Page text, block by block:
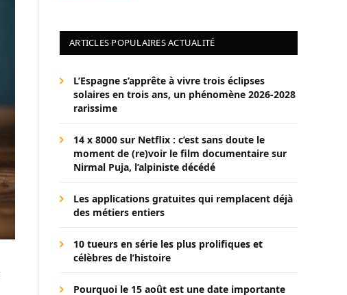
ARTICLES POPULAIRES ACTUALITÉ
L’Espagne s’apprête à vivre trois éclipses
solaires en trois ans, un phénomène 2026-2028
rarissime
14 x 8000 sur Netflix : c’est sans doute le
moment de (re)voir le film documentaire sur
Nirmal Puja, l’alpiniste décédé
Les applications gratuites qui remplacent déjà
des métiers entiers
10 tueurs en série les plus prolifiques et
célèbres de l’histoire
Pourquoi le 15 août est une date importante